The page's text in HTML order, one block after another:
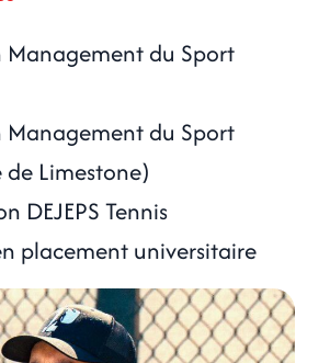
Management du Sport
Management du Sport
Limestone)
DEJEPS Tennis
placement universitaire